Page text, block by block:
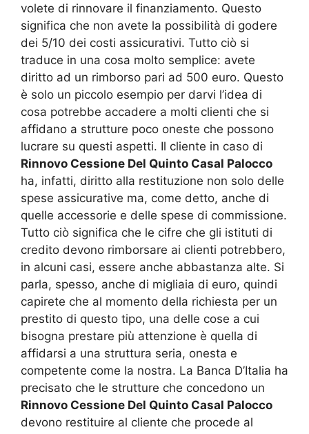
volete di rinnovare il finanziamento. Questo
significa che non avete la possibilità di godere
dei 5/10 dei costi assicurativi. Tutto ciò si
traduce in una cosa molto semplice: avete
diritto ad un rimborso pari ad 500 euro. Questo
è solo un piccolo esempio per darvi l’idea di
cosa potrebbe accadere a molti clienti che si
affidano a strutture poco oneste che possono
lucrare su questi aspetti. Il cliente in caso di
Rinnovo Cessione Del Quinto Casal Palocco
ha, infatti, diritto alla restituzione non solo delle
spese assicurative ma, come detto, anche di
quelle accessorie e delle spese di commissione.
Tutto ciò significa che le cifre che gli istituti di
credito devono rimborsare ai clienti potrebbero,
in alcuni casi, essere anche abbastanza alte. Si
parla, spesso, anche di migliaia di euro, quindi
capirete che al momento della richiesta per un
prestito di questo tipo, una delle cose a cui
bisogna prestare più attenzione è quella di
affidarsi a una struttura seria, onesta e
competente come la nostra. La Banca D’Italia ha
precisato che le strutture che concedono un
Rinnovo Cessione Del Quinto Casal Palocco
devono restituire al cliente che procede al